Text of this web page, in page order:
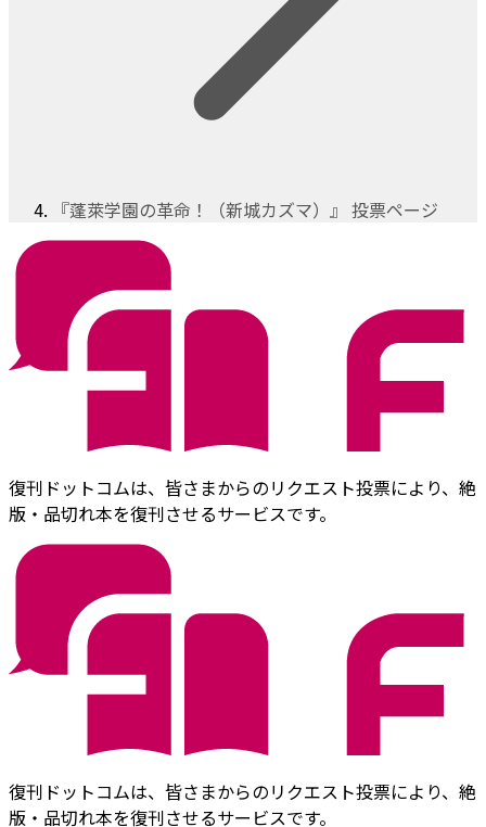
『蓬萊学園の革命！（新城カズマ）』 投票ページ
復刊ドットコムは、皆さまからのリクエスト投票により、絶
版・品切れ本を復刊させるサービスです。
復刊ドットコムは、皆さまからのリクエスト投票により、絶
版・品切れ本を復刊させるサービスです。